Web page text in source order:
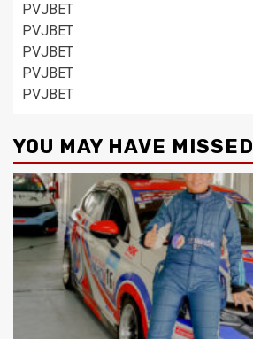
PVJBET
PVJBET
PVJBET
PVJBET
PVJBET
YOU MAY HAVE MISSED